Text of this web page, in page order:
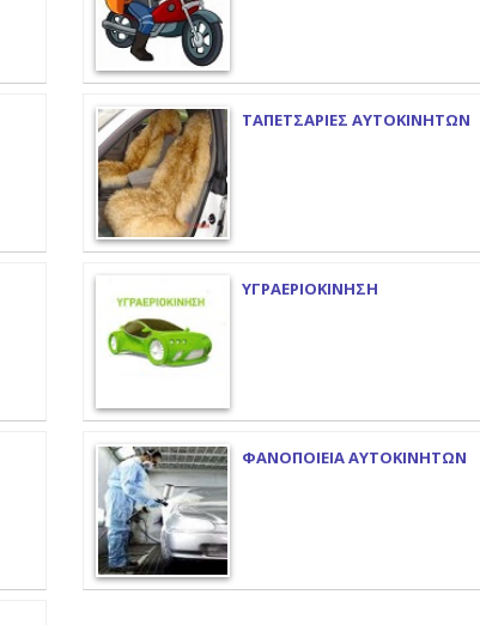
ΤΑΠΕΤΣΑΡΙΕΣ ΑΥΤΟΚΙΝΗΤΩΝ
ΥΓΡΑΕΡΙΟΚΙΝΗΣΗ
ΦΑΝΟΠΟΙΕΙΑ ΑΥΤΟΚΙΝΗΤΩΝ